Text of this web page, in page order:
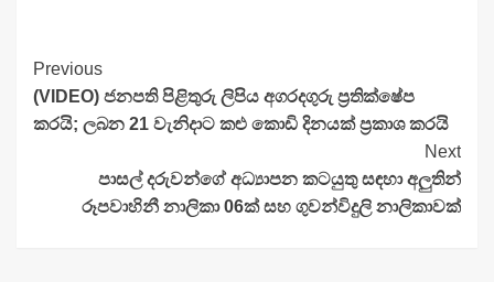
Continue
Reading
Previous
(VIDEO) ජනපති පිළිතුරු ලිපිය අගරදගුරු ප්‍රතික්ෂේප
කරයි; ලබන 21 වැනිදාට කළු කොඩි දිනයක් ප්‍රකාශ කරයි
Next
පාසල් දරුවන්ගේ අධ්‍යාපන කටයුතු සඳහා අලුතින්
රූපවාහිනී නාලිකා 06ක් සහ ගුවන්විදුලි නාලිකාවක්